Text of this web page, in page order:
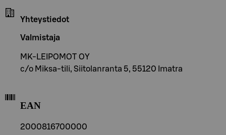
Yhteystiedot
Valmistaja
MK-LEIPOMOT OY
c/o Miksa-tili, Siitolanranta 5, 55120 Imatra
EAN
2000816700000